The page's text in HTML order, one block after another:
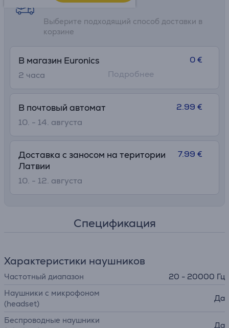
Выберите подходящий способ доставки в
корзине
В магазин Euronics
2 часa
0 €
Подробнее
В почтовый автомат
10. - 14. августа
2.99 €
Доставка с заносом на територии
Латвии
10. - 12. августа
7.99 €
Спецификация
Характеристики наушников
Частотный диапазон
20 - 20000 Гц
Наушники с микрофоном
(headset)
Да
Беспроводные наушники
Да